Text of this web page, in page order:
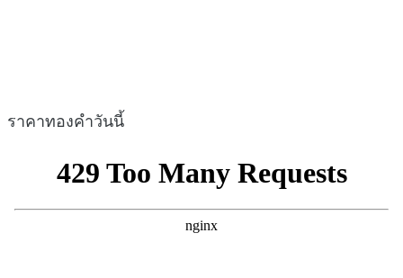
ราคาทองคำวันนี้